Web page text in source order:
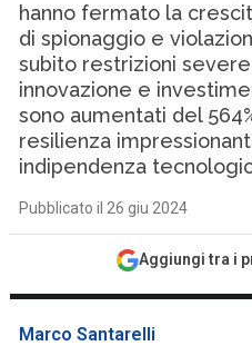
hanno fermato la
di spionaggio e
subito restrizioni
innovazione e
sono aumentati del
resilienza
indipendenza
Pubblicato il 26 giu 2024
Aggiungi tra i
Marco Santarelli